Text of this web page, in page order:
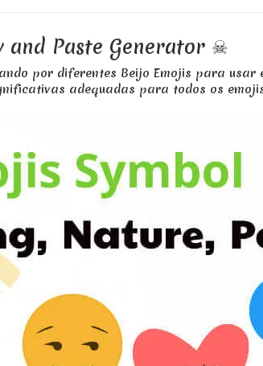
and Paste Generator ☠
por diferentes Beijo Emojis para usar
adequadas para todos os